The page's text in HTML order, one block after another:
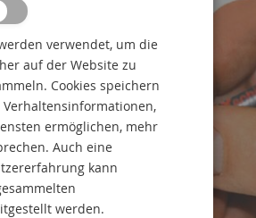
verwendet, um die
auf der Website zu
Cookies speichern
ermöglichen, mehr
Auch eine
kann
werden.